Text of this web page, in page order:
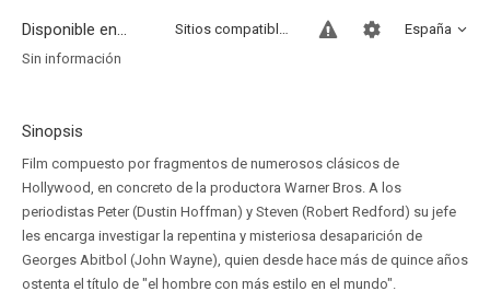
Disponible en... España
Sitios compatibles
Sin información
Sinopsis
Film compuesto por fragmentos de numerosos clásicos de
Hollywood, en concreto de la productora Warner Bros. A los
periodistas Peter (Dustin Hoffman) y Steven (Robert Redford) su jefe
les encarga investigar la repentina y misteriosa desaparición de
Georges Abitbol (John Wayne), quien desde hace más de quince años
ostenta el título de "el hombre con más estilo en el mundo".